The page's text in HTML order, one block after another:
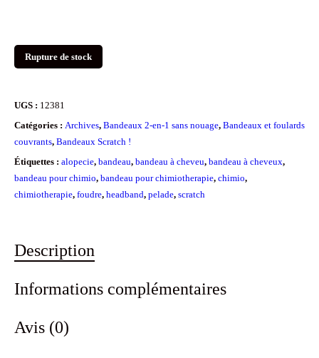
Rupture de stock
UGS : 12381
Catégories : Archives, Bandeaux 2-en-1 sans nouage, Bandeaux et foulards
couvrants, Bandeaux Scratch !
Étiquettes : alopecie, bandeau, bandeau à cheveu, bandeau à cheveux,
bandeau pour chimio, bandeau pour chimiotherapie, chimio,
chimiotherapie, foudre, headband, pelade, scratch
Description
Informations complémentaires
Avis (0)